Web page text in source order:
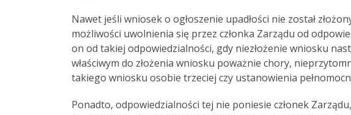
Nawet jeśli wniosek o ogłoszenie upadłości nie został
możliwości uwolnienia się przez członka Zarządu od
on od takiej odpowiedzialności, gdy niezłożenie wniosku
właściwym do złożenia wniosku poważnie chory,
takiego wniosku osobie trzeciej czy ustanowienia
Ponadto, odpowiedzialności tej nie poniesie członek